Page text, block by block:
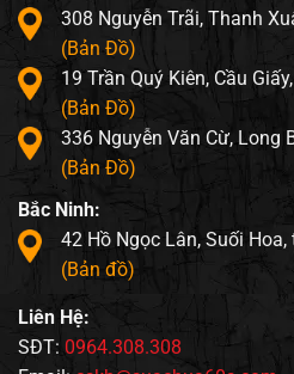
308 Nguyễn Trãi, Thanh
(Bản Đồ)
19 Trần Quý Kiên, Cầu
(Bản Đồ)
336 Nguyễn Văn Cừ, Long
(Bản Đồ)
Bắc Ninh:
42 Hồ Ngọc Lân, Suối Hoa,
(Bản đồ)
Liên Hệ:
SĐT: 0964.308.308